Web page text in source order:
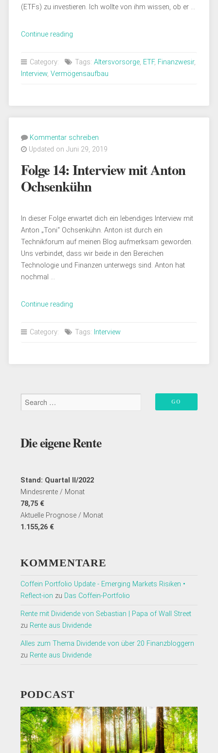
(ETFs) zu investieren. Ich wollte von ihm wissen, ob er …
Continue reading„Folge
Simpel
investieren
Interview
mit
Finanzwesir
Albert
Category: Tags: Altersvorsorge, ETF, Finanzwesir,
Interview, Vermögensaufbau
Kommentar schreiben
Updated on Juni 29, 2019
Folge 14: Interview mit Anton
Ochsenkühn
In dieser Folge erwartet dich ein lebendiges Interview mit
Anton „Toni“ Ochsenkühn. Anton ist durch ein
Technikforum auf meinen Blog aufmerksam geworden.
Uns verbindet, dass wir beide in den Bereichen
Technologie und Finanzen unterwegs sind. Anton hat
nochmal …
Continue reading„Folge
Interview
Ochsenkühn“
Category: Tags: Interview
Die eigene Rente
Stand: Quartal II/2022
Mindesrente / Monat
78,75 €
Aktuelle Prognose / Monat
1.155,26 €
KOMMENTARE
Coffein Portfolio Update - Emerging Markets Risiken •
Reflect-ion zu Das Coffein-Portfolio
Rente mit Dividende von Sebastian | Papa of Wall Street
zu Rente aus Dividende
Alles zum Thema Dividende von über 20 Finanzbloggern
zu Rente aus Dividende
PODCAST